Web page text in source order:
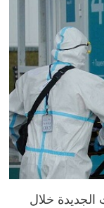
الجديدة خلال